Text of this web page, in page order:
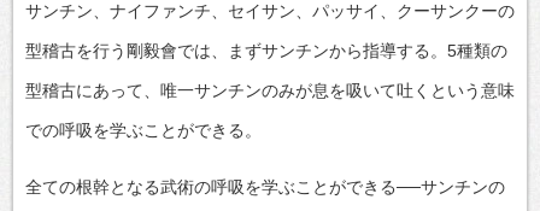
サンチン、ナイファンチ、セイサン、パッサイ、クーサンクーの
型稽古を行う剛毅會では、まずサンチンから指導する。5種類の
型稽古にあって、唯一サンチンのみが息を吸いて吐くという意味
での呼吸を学ぶことができる。
全ての根幹となる武術の呼吸を学ぶことができる──サンチンの